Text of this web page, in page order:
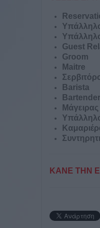
Guest
Groom
Maitre
Barista
Μάγειρας
ΚΑΝΕ ΤΗΝ